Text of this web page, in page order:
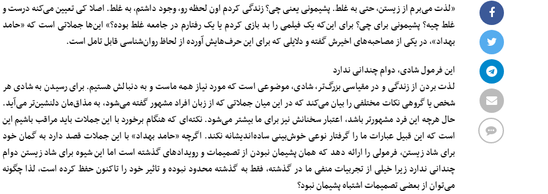
«لذت می‌برم از زیستن، حتی به غلط. پشیمونی یعنی چی؟ زندگی کردم اون لحظه رو، وجود داشتم، به غلط. اصلا کی تعیین می‌کنه درست و
غلط چیه؟ پشیمونی برای چی؟ برای این‌که یک فیلمی را بد بازی کردم یا یک رفتارم در جامعه غلط بوده؟» این‌ها جملاتی است که «حامد
بهداد»، در یکی از مصاحبه‌‌های اخیرش گفته و دلایلی که برای این حرف‌هایش آورده از لحاظ روان‌شناسی قابل تامل است.
این فرمول شادی، دوام چندانی ندارد
لذت بردن از زندگی و در مقیاسی بزرگ‌تر، شادی، موضوعی است که مورد نیاز همه ماست و به دنبالش هستیم. برای رسیدن به شادی هر
شخص یا گروهی نکات مختلفی را بیان می‌کند که در این میان جملاتی که از زبان افراد مشهور گفته می‌شود، به مذاق‌مان دلنشین‌تر می‌آید.
حال هرچه این فرد مشهور‌تر باشد، اعتبار سخنانش نیز برای ما بیشتر می‌شود. نکته‌ای که هنگام برخورد با این جملات باید مراقب باشیم این
است که این قبیل عبارات ما را گرفتار نوعی خوش‌بینی ساده‌اندیشانه نکند. اگرچه «حامد بهداد» با این جملات قصد دارد به گمان خود
برای شاد زیستن، فرمولی را ارائه دهد که همان پشیمان نبودن از تصمیمات و رویدادهای گذشته است اما این شیوه برای شاد زیستن دوام
چندانی ندارد زیرا خیلی از تجربیات منفی ما در گذشته، فقط به گذشته محدود نبوده و تاثیر خود را تاکنون حفظ کرده است، لذا چگونه
می‌توان از بعضی تصمیمات اشتباه پشیمان نبود؟